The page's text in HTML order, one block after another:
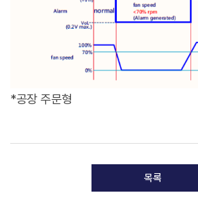
*공장 주문형
목록